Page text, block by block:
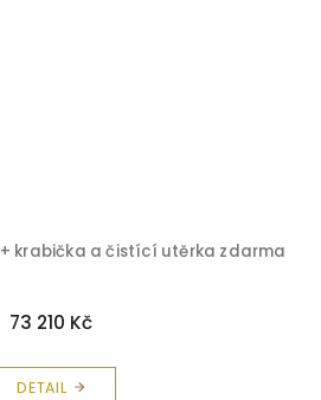
+ krabička a čistící utěrka zdarma
73 210 Kč
DETAIL